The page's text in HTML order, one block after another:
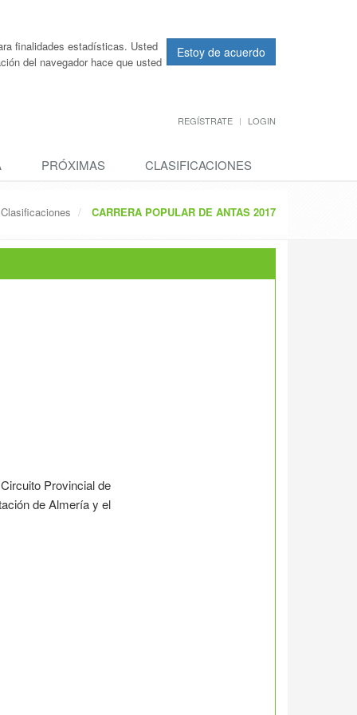
Estoy de acuerdo
finalidades estadísticas. Usted
del navegador hace que usted
REGÍSTRATE LOGIN
PRÓXIMAS CLASIFICACIONES
Clasificaciones CARRERA POPULAR DE ANTAS 2017
Provincial de
de Almería y el